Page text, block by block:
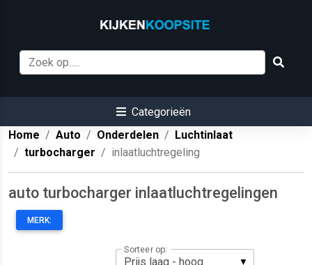
Categorieën
Home
Auto Onderdelen
Luchtinlaat
turbocharger
inlaatluchtregeling
auto turbocharger inlaatluchtregelingen
MERK:
Sorteer op: